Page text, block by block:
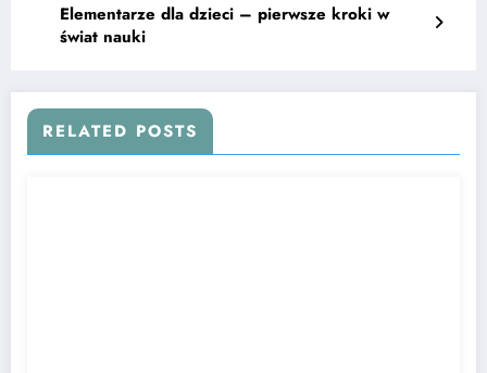
Elementarze dla dzieci – pierwsze kroki w
świat nauki
RELATED POSTS